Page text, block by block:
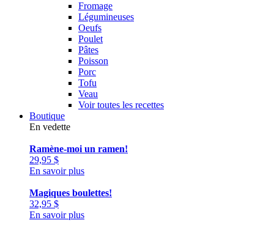
Fromage
Légumineuses
Oeufs
Poulet
Pâtes
Poisson
Porc
Tofu
Veau
Voir toutes les recettes
Boutique
En vedette
Ramène-moi un ramen!
29,95 $
En savoir plus
Magiques boulettes!
32,95 $
En savoir plus